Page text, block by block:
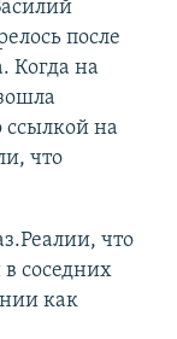
после
Когда на
ссылкой на
что
что
соседних
как